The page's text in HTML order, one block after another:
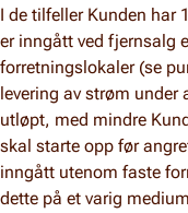
I de tilfeller Kunden har
er inngått ved fjernsalg
forretningslokaler (se
levering av strøm
utløpt, med mindre
skal starte opp før
inngått utenom faste
dette på et varig